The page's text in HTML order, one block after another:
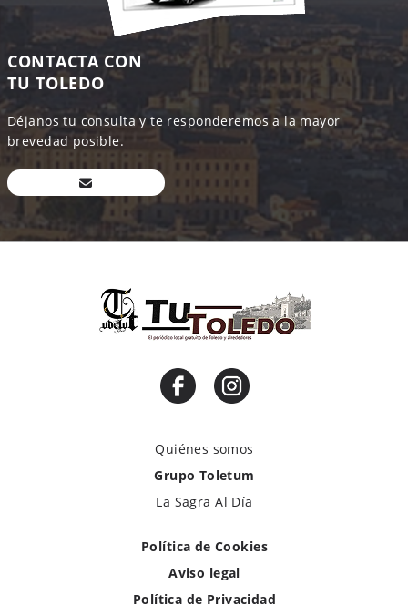
CONTACTA CON
TU TOLEDO
Déjanos tu consulta y te responderemos a la mayor
brevedad posible.
Quiénes somos
Grupo Toletum
La Sagra Al Día
Política de Cookies
Aviso legal
Política de Privacidad